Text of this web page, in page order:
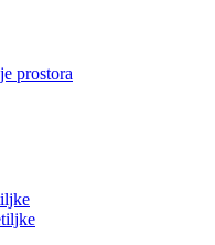
prostora